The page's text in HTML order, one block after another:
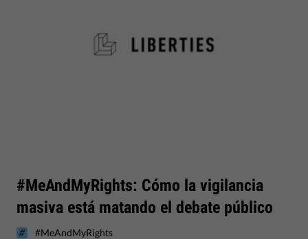
#MeAndMyRights: Cómo la vigilancia
masiva está matando el debate público
#MeAndMyRights